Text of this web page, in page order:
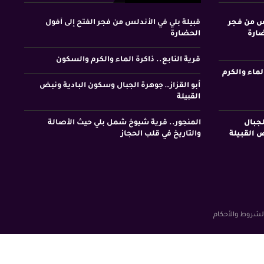
من فجر
والكرم
القبيلة
قبيلة بلي في الأندلس من فجر الفتح إلى أفول
الحضارة
قرية النابع.. ذاكرة الماء والكرم والسكون
أبو القزاز… جوهرة الجبال وسكون البادية ونبض
القبيلة
المنجور.. قرية شيوخ شمل بلي حيث الأصالة
والتاريخ في قلب الحجاز
والأحكام